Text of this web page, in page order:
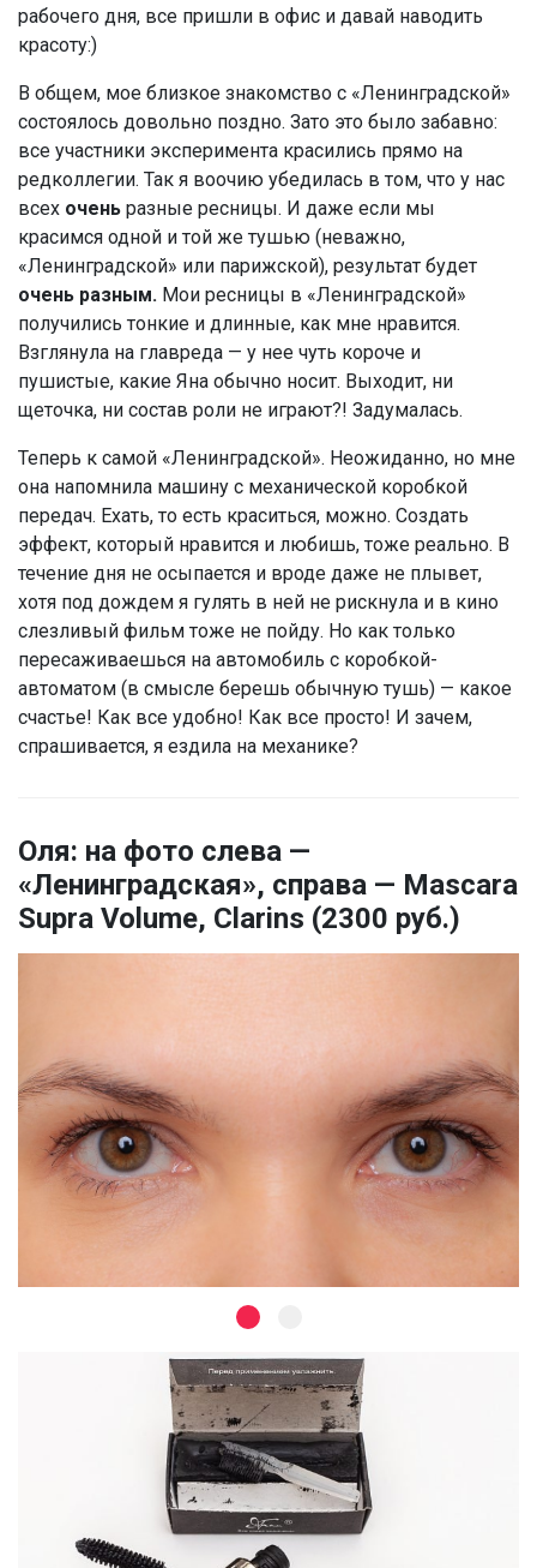
рабочего дня, все пришли в офис и давай наводить
красоту:)
В общем, мое близкое знакомство с «Ленинградской»
состоялось довольно поздно. Зато это было забавно:
все участники эксперимента красились прямо на
редколлегии. Так я воочию убедилась в том, что у нас
всех очень разные ресницы. И даже если мы
красимся одной и той же тушью (неважно,
«Ленинградской» или парижской), результат будет
очень разным. Мои ресницы в «Ленинградской»
получились тонкие и длинные, как мне нравится.
Взглянула на главреда — у нее чуть короче и
пушистые, какие Яна обычно носит. Выходит, ни
щеточка, ни состав роли не играют?! Задумалась.
Теперь к самой «Ленинградской». Неожиданно, но мне
она напомнила машину с механической коробкой
передач. Ехать, то есть краситься, можно. Создать
эффект, который нравится и любишь, тоже реально. В
течение дня не осыпается и вроде даже не плывет,
хотя под дождем я гулять в ней не рискнула и в кино
слезливый фильм тоже не пойду. Но как только
пересаживаешься на автомобиль с коробкой-
автоматом (в смысле берешь обычную тушь) — какое
счастье! Как все удобно! Как все просто! И зачем,
спрашивается, я ездила на механике?
Оля: на фото слева —
«Ленинградская», справа — Mascara
Supra Volume, Clarins (2300 руб.)